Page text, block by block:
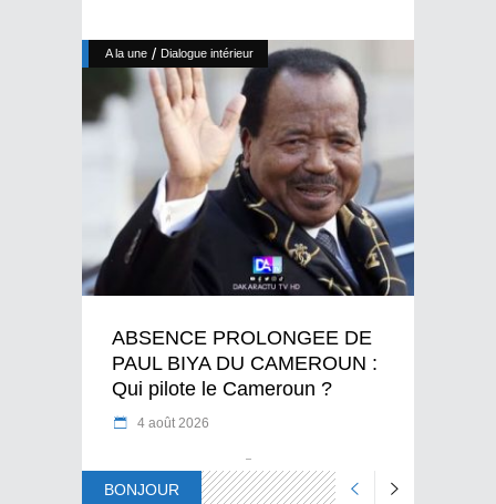
A la une / Dialogue intérieur
ABSENCE PROLONGEE DE
PAUL BIYA DU CAMEROUN :
Qui pilote le Cameroun ?
4 août 2026
BONJOUR